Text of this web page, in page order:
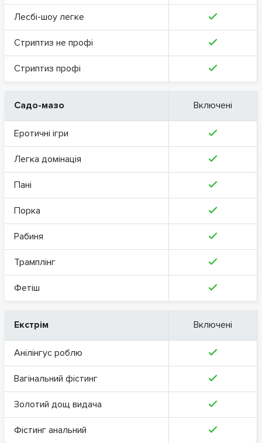
Лесбі-шоу легке
Стриптиз не профі
Стриптиз профі
Садо-мазо Включені
Еротичні ігри
Легка домінація
Пані
Порка
Рабиня
Трамплінг
Фетіш
Екстрім Включені
Анілінгус роблю
Вагінальний фістинг
Золотий дощ видача
Фістинг анальний